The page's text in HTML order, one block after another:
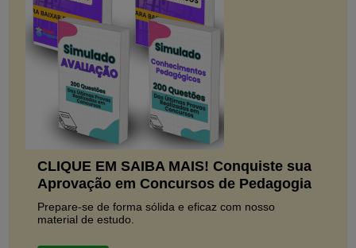
CLIQUE EM SAIBA MAIS! Conquiste sua
Aprovação em Concursos de Pedagogia
Prepare-se de forma sólida e eficaz com nosso
material de estudo.